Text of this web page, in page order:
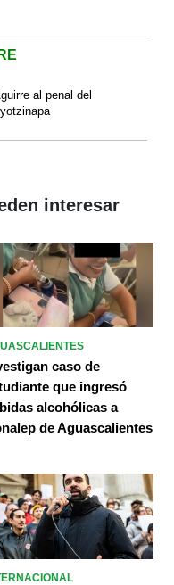
al penal del
interesar
caso de
que ingresó
alcohólicas a
de Aguascalientes